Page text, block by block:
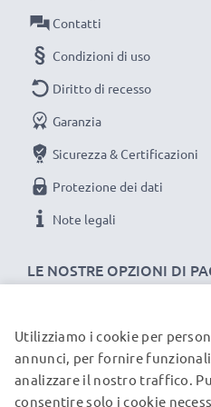
Ciascuna batteria
le migliori prestazioni e
Ordina ora per una
garanzia.
LE NOSTRE OPZIONI DI
Contatti
Condizioni di uso
Diritto di recesso
Garanzia
Sicurezza & Certificazioni
Protezione dei dati
Note legali
I NOSTRI PARTNER DI
Utilizziamo i cookie per
annunci, per fornire
analizzare il nostro traffico.
consentire solo i cookie